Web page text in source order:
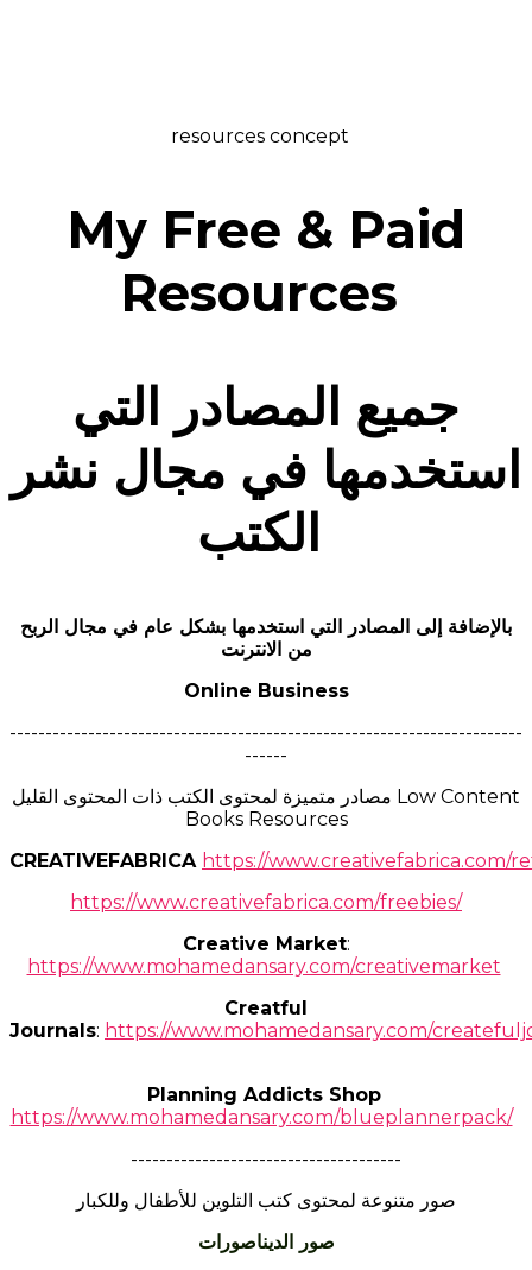
resources concept
My Free & Paid
Resources
جميع المصادر التي
استخدمها في مجال نشر
بالإضافة إلى المصادر التي استخدمها بشكل عام في مجال الربح
من الانترنت
Online Business
------------------------------------------------------------------------
------
مصادر متميزة لمحتوى الكتب ذات المحتوى القليل Low Content
Books Resources
CREATIVEFABRICA https://www.creativefabrica.com/
https://www.creativefabrica.com/freebies/
Creative Market:
https://www.mohamedansary.com/creativemarket
Creatful
Journals: https://www.mohamedansary.com/
Planning Addicts Shop
https://www.mohamedansary.com/blueplannerpack/
--------------------------------------
صور متنوعة لمحتوى كتب التلوين للأطفال وللكبار
صور الديناصورات